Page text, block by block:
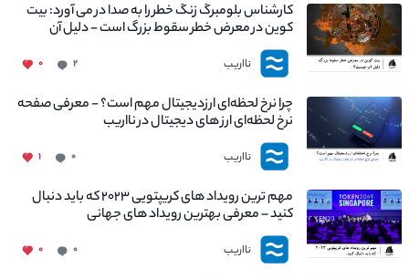
کارشناس بلومبرگ زنگ خطر را به صدا در می آورد: بیت
کوین در معرض خطر سقوط بزرگ است - دلیل آن
چیست؟
نااریب ۲ ۰
چرا نرخ لحظه‌ای ارزدیجیتال مهم است؟ - معرفی صفحه
نرخ لحظه‌ای ارز های دیجیتال در نااریب
نااریب ۰ ۱
مهم ترین رویداد های کریپتویی ۲۰۲۳ که باید دنبال
کنید – معرفی بهترین رویداد های جهانی
نااریب ۰ ۰